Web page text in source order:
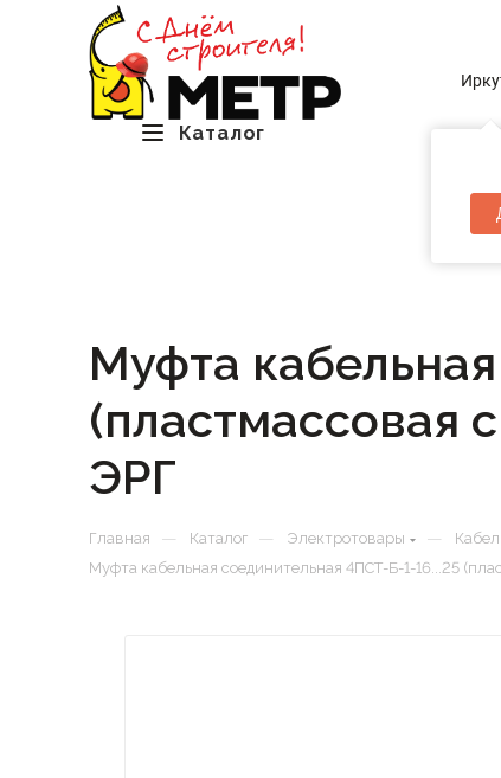
Каталог
Муфта
(пластмассовая
ЭРГ
Главная — Каталог — Электротовары —
Муфта кабельная соединительная 4ПСТ-Б-1-16...25